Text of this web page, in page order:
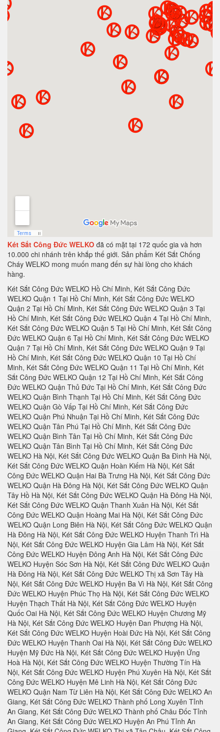
Két Sắt Công Đức WELKO đã có mặt tại 172 quốc gia và hơn
10.000 chi nhánh trên khắp thế giới. Sản phẩm Két Sắt Chống
Cháy WELKO mong muốn mang đến sự hài lòng cho khách
hàng.
Két Sắt Công Đức WELKO Hồ Chí Minh, Két Sắt Công Đức WELKO Quận 1 Tại Hồ Chí Minh, Két Sắt Công Đức WELKO Quận 2 Tại Hồ Chí Minh, Két Sắt Công Đức WELKO Quận 3 Tại Hồ Chí Minh, Két Sắt Công Đức WELKO Quận 4 Tại Hồ Chí Minh, Két Sắt Công Đức WELKO Quận 5 Tại Hồ Chí Minh, Két Sắt Công Đức WELKO Quận 6 Tại Hồ Chí Minh, Két Sắt Công Đức WELKO Quận 7 Tại Hồ Chí Minh, Két Sắt Công Đức WELKO Quận 9 Tại Hồ Chí Minh, Két Sắt Công Đức WELKO Quận 10 Tại Hồ Chí Minh, Két Sắt Công Đức WELKO Quận 11 Tại Hồ Chí Minh, Két Sắt Công Đức WELKO Quận 12 Tại Hồ Chí Minh, Két Sắt Công Đức WELKO Quận Thủ Đức Tại Hồ Chí Minh, Két Sắt Công Đức WELKO Quận Bình Thạnh Tại Hồ Chí Minh, Két Sắt Công Đức WELKO Quận Gò Vấp Tại Hồ Chí Minh, Két Sắt Công Đức WELKO Quận Phú Nhuận Tại Hồ Chí Minh, Két Sắt Công Đức WELKO Quận Tân Phú Tại Hồ Chí Minh, Két Sắt Công Đức WELKO Quận Bình Tân Tại Hồ Chí Minh, Két Sắt Công Đức WELKO Quận Tân Bình Tại Hồ Chí Minh, Két Sắt Công Đức WELKO Hà Nội, Két Sắt Công Đức WELKO Quận Ba Đình Hà Nội, Két Sắt Công Đức WELKO Quận Hoàn Kiếm Hà Nội, Két Sắt Công Đức WELKO Quận Hai Bà Trưng Hà Nội, Két Sắt Công Đức WELKO Quận Hà Đông Hà Nội, Két Sắt Công Đức WELKO Quận Tây Hồ Hà Nội, Két Sắt Công Đức WELKO Quận Hà Đông Hà Nội, Két Sắt Công Đức WELKO Quận Thanh Xuân Hà Nội, Két Sắt Công Đức WELKO Quận Hoàng Mai Hà Nội, Két Sắt Công Đức WELKO Quận Long Biên Hà Nội, Két Sắt Công Đức WELKO Quận Hà Đông Hà Nội, Két Sắt Công Đức WELKO Huyện Thanh Trì Hà Nội, Két Sắt Công Đức WELKO Huyện Gia Lâm Hà Nội, Két Sắt Công Đức WELKO Huyện Đông Anh Hà Nội, Két Sắt Công Đức WELKO Huyện Sóc Sơn Hà Nội, Két Sắt Công Đức WELKO Quận Hà Đông Hà Nội, Két Sắt Công Đức WELKO Thị xã Sơn Tây Hà Nội, Két Sắt Công Đức WELKO Huyện Ba Vì Hà Nội, Két Sắt Công Đức WELKO Huyện Phúc Thọ Hà Nội, Két Sắt Công Đức WELKO Huyện Thạch Thất Hà Nội, Két Sắt Công Đức WELKO Huyện Quốc Oai Hà Nội, Két Sắt Công Đức WELKO Huyện Chương Mỹ Hà Nội, Két Sắt Công Đức WELKO Huyện Đan Phượng Hà Nội, Két Sắt Công Đức WELKO Huyện Hoài Đức Hà Nội, Két Sắt Công Đức WELKO Huyện Thanh Oai Hà Nội, Két Sắt Công Đức WELKO Huyện Mỹ Đức Hà Nội, Két Sắt Công Đức WELKO Huyện Ứng Hoà Hà Nội, Két Sắt Công Đức WELKO Huyện Thường Tín Hà Nội, Két Sắt Công Đức WELKO Huyện Phú Xuyên Hà Nội, Két Sắt Công Đức WELKO Huyện Mê Linh Hà Nội, Két Sắt Công Đức WELKO Quận Nam Từ Liên Hà Nội, Két Sắt Công Đức WELKO An Giang, Két Sắt Công Đức WELKO Thành phố Long Xuyên Tỉnh An Giang, Két Sắt Công Đức WELKO Thành phố Châu Đốc Tỉnh An Giang, Két Sắt Công Đức WELKO Huyện An Phú Tỉnh An Giang, Két Sắt Công Đức WELKO Thị xã Tân Châu, Két Sắt Công Đức WELKO Huyện Phú Tân, Két Sắt Công Đức WELKO Huyện Châu Phú, Két Sắt Công Đức WELKO Huyện Tịnh Biên, Két Sắt Công Đức WELKO Huyện Tri Tôn, Két Sắt Công Đức WELKO Huyện Châu Thành Tỉnh An Giang, Két Sắt Công Đức WELKO Huyện Chợ Mới Tỉnh An Giang, Két Sắt Công Đức WELKO Huyện Thoại Sơn Tỉnh An Giang, Két Sắt Công Đức WELKO Vũng Tàu, Két Sắt Công Đức WELKO Thành phố Vũng Tàu Tại Bà Rịa - Vũng Tàu, Két Sắt Công Đức WELKO Thành phố Bà Rịa Tại Bà Rịa - Vũng Tàu, Két Sắt Công Đức WELKO Huyện Châu Đức Tại Bà Rịa - Vũng Tàu, Két Sắt Công Đức WELKO Huyện Xuyên Mộc Tại Bà Rịa - Vũng Tàu, Két Sắt Công Đức WELKO Huyện Long Điền Tại Bà Rịa - Vũng Tàu, Két Sắt Công Đức WELKO Huyện Đất Đỏ Tại Bà Rịa - Vũng Tàu, Két Sắt Công Đức WELKO Huyện Tân Thành Tại Bà Rịa - Vũng Tàu, Tỉnh Bà Rịa - Vũng Tàu Tại Bà Rịa - Vũng Tàu, Két Sắt Công Đức WELKO Bạc Liêu, Két Sắt Công Đức WELKO Thành phố Bạc Liêu Tại Bạc Liêu, Két Sắt Công Đức WELKO Huyện Hồng Dân Tại Bạc Liêu, Két Sắt Công Đức WELKO Huyện Phước Long Tại Bạc Liêu, Két Sắt Công Đức WELKO Huyện Vĩnh Lợi Tại Bạc Liêu, Két Sắt Công Đức WELKO Thị xã Giá Rai Tại Bạc Liêu, Két Sắt Công Đức WELKO Huyện Đông Hải Tại Bạc Liêu, Két Sắt Công Đức WELKO Huyện Hoà Bình Tại Bạc Liêu, Két Sắt Công Đức WELKO Bắc Kạn, Két Sắt Công Đức WELKO Thành Phố Bắc Kạn, Két Sắt Công Đức WELKO Huyện Pác Nặm Tại Bắc Kạn, Két Sắt Công Đức WELKO Huyện Ba Bể Tại Bắc Kạn, Két Sắt Công Đức WELKO Huyện Ngân Sơn Tại Bắc Kạn, Két Sắt Công Đức WELKO Huyện Bạch Thông Tại Bắc Kạn, Két Sắt Công Đức WELKO Huyện Chợ Đồn Tại Bắc Kạn, Két Sắt Công Đức WELKO Huyện Chợ Mới Tại Bắc Kạn, Huyện Na Rì Tại Bắc Kạn, Két Sắt Công Đức WELKO Bắc Giang, Két Sắt Công Đức WELKO Thành phố Bắc Giang, Két Sắt Công Đức WELKO Huyện Yên Thế Tại Bắc Giang, Két Sắt Công Đức WELKO Huyện Tân Yên Tại Bắc Giang, Két Sắt Công Đức WELKO Huyện Lạng Giang Tại Bắc Giang, Két Sắt Công Đức WELKO Huyện Lục Nam Tại Bắc Giang, Két Sắt Công Đức WELKO Huyện Lục Ngạn Tại Bắc Giang, Két Sắt Công Đức WELKO Huyện Sơn Động Tại Bắc Giang, Két Sắt Công Đức WELKO Huyện Yên Dũng Tại Bắc Giang, Két Sắt Công Đức WELKO Huyện Việt Yên Tại Bắc Giang, Két Sắt Công Đức WELKO Huyện Hiệp Hòa Tại Bắc Giang, Két Sắt Công Đức WELKO Bắc Ninh, Két Sắt Công Đức WELKO Thành phố Bắc Ninh, Két Sắt Công Đức WELKO Huyện Yên Phong Tại Bắc Ninh, Két Sắt Công Đức WELKO Huyện Quế Võ Tại Bắc Ninh, Két Sắt Công Đức WELKO Huyện Tiên Du Tại Bắc Ninh, Két Sắt Công Đức WELKO Thị xã Từ Sơn Tại Bắc Ninh, Huyện Thuận Thành Tại Bắc Ninh, Két Sắt Công Đức WELKO Huyện Gia Bình Tại Bắc Ninh, Két Sắt Công Đức WELKO Huyện Lương Tài Tại Bắc Ninh, Két Sắt Công Đức WELKO Bến Tre, Két Sắt Công Đức WELKO Thành phố Bến Tre, Két Sắt Công Đức WELKO Huyện Châu Thành Tỉnh Bến Tre, Huyện Chợ Lách Tỉnh Bến Tre, Két Sắt Công Đức WELKO Huyện Mỏ Cày Nam Tỉnh Bến Tre, Két Sắt Công Đức WELKO Huyện Giồng Trôm Tỉnh Bến Tre, Két Sắt Công Đức WELKO Huyện Bình Đại Tỉnh Bến Tre, Két Sắt Công Đức WELKO Huyện Ba Tri Tỉnh Bến Tre, Két Sắt Công Đức WELKO Huyện Thạnh Phú Tỉnh Bến Tre, Két Sắt Công Đức WELKO Huyện Mỏ Cày Bắc Tỉnh Bến Tre, Két Sắt Công Đức WELKO Bình Dương, Két Sắt Công Đức WELKO Tại Thành phố Thủ Dầu Một Tỉnh Bình Dương, Két Sắt Công Đức WELKO Tại Huyện Bàu Bàng Tỉnh Bình Dương, Két Sắt Công Đức WELKO Tại Huyện Dầu Tiếng Tỉnh Bình Dương, Két Sắt Công Đức WELKO Tại Thị xã Bến Cát Tỉnh Bình Dương, Két Sắt Công Đức WELKO Tại Huyện Phú Giáo Tỉnh Bình Dương, Két Sắt Công Đức WELKO Tại Thị xã Tân Uyên Tỉnh Bình Dương, Két Sắt Công Đức WELKO Tại Thị xã Dĩ An Tỉnh Bình Dương, Két Sắt Công Đức WELKO Tại Thị xã Thuận An Tỉnh Bình Dương, Két Sắt Công Đức WELKO Tại Huyện Bắc Tân Uyên Tỉnh Bình Dương, Két Sắt Công Đức WELKO Bình Định, Két Sắt Công Đức WELKO Tại Thành phố Qui Nhơn Tỉnh Bình Định, Két Sắt Công Đức WELKO Tại Huyện An Lão Tỉnh Bình Định, Két Sắt Công Đức WELKO Tại Huyện Hoài Nhơn Tỉnh Bình Định, Két Sắt Công Đức WELKO Tại Huyện Hoài Ân Tỉnh Bình Định, Két Sắt Công Đức WELKO Tại Huyện Phù Mỹ Tỉnh Bình Định, Két Sắt Công Đức WELKO Tại Huyện Vĩnh Thạnh Tỉnh Bình Định, Két Sắt Công Đức WELKO Tại Huyện Tây Sơn Tỉnh Bình Định, Két Sắt Công Đức WELKO Tại Huyện Phù Cát Tỉnh Bình Định, Két Sắt Công Đức WELKO Tại Thị xã An Nhơn Tỉnh Bình Định, Két Sắt Công Đức WELKO Tại Huyện Tuy Phước Tỉnh Bình Định, Két Sắt Công Đức WELKO Tại Huyện Vân Canh Tỉnh Bình Định, Két Sắt Công Đức WELKO Bình Phước, Két Sắt Công Đức WELKO Tại Thị xã Phước Long Tỉnh Bình Phước, Két Sắt Công Đức WELKO Tại Thị xã Đồng Xoài Tỉnh Bình Phước, Két Sắt Công Đức WELKO Tại Thị xã Bình Long Tỉnh Bình Phước, Két Sắt Công Đức WELKO Tại Huyện Bù Gia Mập Tỉnh Bình Phước, Két Sắt Công Đức WELKO Tại Huyện Lộc Ninh Tỉnh Bình Phước, Két Sắt Công Đức WELKO Tại Huyện Bù Đốp Tỉnh Bình Phước, Két Sắt Công Đức WELKO Tại Huyện Hớn Quản Tỉnh Bình Phước , Két Sắt Công Đức WELKO Tại Huyện Đồng Phú Tỉnh Bình Phước, Két Sắt Công Đức WELKO Tại Huyện Bù Đăng Tỉnh Bình Phước, Két Sắt Công Đức WELKO Tại Huyện Chơn Thành Tỉnh Bình Phước, ủ Hồ Sơ Chống Cháy Tại Huyện Phú Riềng Tỉnh Bình Phước, Két Sắt Công Đức WELKO Bình Thuận, Két Sắt Công Đức WELKO Tại Thành phố Phan Thiết Tỉnh Bình Thuận, Két Sắt Công Đức WELKO Tại Thị xã La Gi Tỉnh Bình Thuận, Két Sắt Công Đức WELKO Tại Huyện Tuy Phong Tỉnh Bình Thuận, Két Sắt Công Đức WELKO Tại Huyện Bắc Bình Tỉnh Bình Thuận, Két Sắt Công Đức WELKO Tại Huyện Hàm Thuận Bắc Tỉnh Bình Thuận, Két Sắt Công Đức WELKO Tại Huyện Hàm Thuận Nam Tỉnh Bình Thuận, Két Sắt Công Đức WELKO Tại Huyện Tánh Linh Tỉnh Bình Thuận, Két Sắt Công Đức WELKO Tại Huyện Đức Linh Tỉnh Bình Thuận, Két Sắt Công Đức WELKO Tại Huyện Hàm TânTỉnh Bình Thuận , Két Sắt Công Đức WELKO Tại Huyện Phú Quí Tỉnh Bình Thuận, Két Sắt Công Đức WELKO Cà Mau, Két Sắt Công Đức WELKO Tại Thành phố Cà Mau Tỉnh Càu Mau, Két Sắt Công Đức WELKO Tại Huyện U Minh Tỉnh Càu Mau, Két Sắt Công Đức WELKO Tại Huyện Thới Bình Tỉnh Càu Mau, Két Sắt Công Đức WELKO Tại Huyện Trần Văn Thời Tỉnh Càu Mau, Két Sắt Công Đức WELKO Tại Huyện Cái Nước Tỉnh Càu Mau, Két Sắt Công Đức WELKO Tại Huyện Đầm Dơi Tỉnh Càu Mau, Két Sắt Công Đức WELKO Tại Huyện Năm Căn Tỉnh Càu Mau, Két Sắt Công Đức WELKO Tại Huyện Phú Tân Tỉnh Càu Mau, Két Sắt Công Đức WELKO Tại Huyện Ngọc Hiển Tỉnh Càu Mau, Két Sắt Công Đức WELKO Cao Bằng, Két Sắt Công Đức WELKO Tại Thành phố Cao Bằng Tỉnh Cao Bằng, Két Sắt Công Đức WELKO Tại Huyện Bảo Lâm Tỉnh Cao Bằng, Két Sắt Công Đức WELKO Tại Huyện Bảo Lạc Tỉnh Cao Bằng, Két Sắt Công Đức WELKO Tại Huyện Thông Nông Tỉnh Cao Bằng, Két Sắt Công Đức WELKO Tại Huyện Hà Quảng Tỉnh Cao Bằng, Két Sắt Công Đức WELKO Tại Huyện Trà Lĩnh Tỉnh Cao Bằng, Két Sắt Công Đức WELKO Tại Huyện Trùng Khánh Tỉnh Cao Bằng, Két Sắt Công Đức WELKO Tại Huyện Hạ Lang Tỉnh Cao Bằng, Két Sắt Công Đức WELKO Tại Huyện Quảng Uyên Tỉnh Cao Bằng, Két Sắt Công Đức WELKO Tại Huyện Phục Hoà Tỉnh Cao Bằng, Két Sắt Công Đức WELKO Tại Huyện Hoà An Tỉnh Cao Bằng, Két Sắt Công Đức WELKO Tại Huyện Nguyên Bình Tỉnh Cao Bằng, Két Sắt Công Đức WELKO Tại Huyện Thạch An Tỉnh Cao Bằng, Két Sắt Công Đức WELKO Cần Thơ, Két Sắt Công Đức WELKO Tại Thành phố Cần Thơ Tỉnh Cần Thơ, Két Sắt Công Đức WELKO Tại Quận Ninh Kiều Tỉnh Cần Thơ, Két Sắt Công Đức WELKO Tại Quận Ô Môn Tỉnh Cần Thơ, Két Sắt Công Đức WELKO Tại Quận Bình Thuỷ Tỉnh Cần Thơ, Két Sắt Công Đức WELKO Tại Quận Cái Răng Tỉnh Cần Thơ, Két Sắt Công Đức WELKO Tại Quận Thốt Nốt Tỉnh Cần Thơ, Két Sắt Công Đức WELKO Tại Huyện Vĩnh Thạnh Tỉnh Cần Thơ, Két Sắt Công